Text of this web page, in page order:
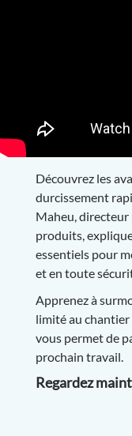
Découvrez les
durcissement
Maheu,
produits,
essentiels pour
et en toute
Apprenez à
limité au chantier
vous permet de
prochain travail.
Regardez